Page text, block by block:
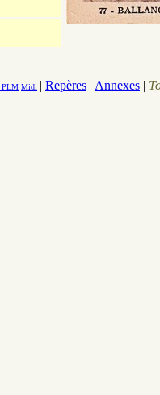
PLM Midi | Repères | Annexes |